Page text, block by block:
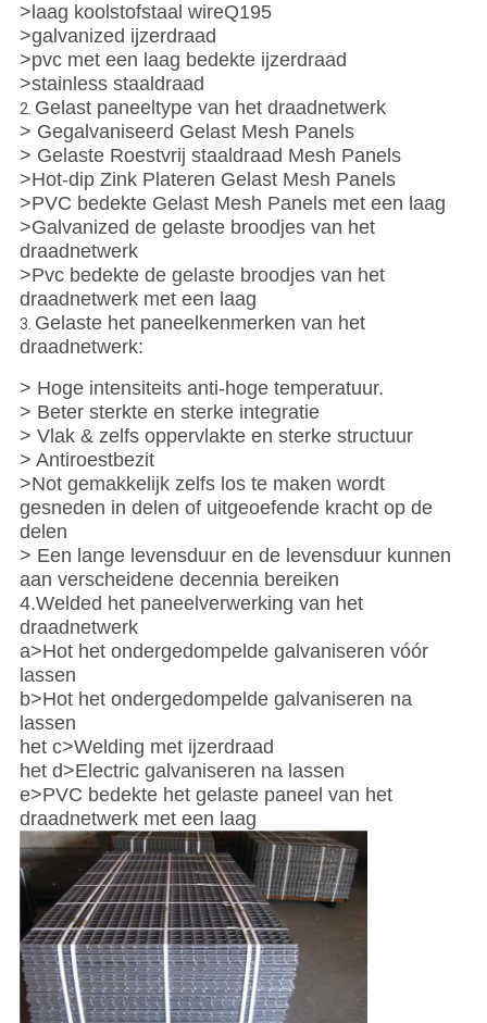
>laag koolstofstaal wireQ195
>galvanized ijzerdraad
>pvc met een laag bedekte ijzerdraad
>stainless staaldraad
2. Gelast paneeltype van het draadnetwerk
> Gegalvaniseerd Gelast Mesh Panels
> Gelaste Roestvrij staaldraad Mesh Panels
>Hot-dip Zink Plateren Gelast Mesh Panels
>PVC bedekte Gelast Mesh Panels met een laag
>Galvanized de gelaste broodjes van het
draadnetwerk
>Pvc bedekte de gelaste broodjes van het
draadnetwerk met een laag
3. Gelaste het paneelkenmerken van het
draadnetwerk:
> Hoge intensiteits anti-hoge temperatuur.
> Beter sterkte en sterke integratie
> Vlak & zelfs oppervlakte en sterke structuur
> Antiroestbezit
>Not gemakkelijk zelfs los te maken wordt
gesneden in delen of uitgeoefende kracht op de
delen
> Een lange levensduur en de levensduur kunnen
aan verscheidene decennia bereiken
4.Welded het paneelverwerking van het
draadnetwerk
a>Hot het ondergedompelde galvaniseren vóór
lassen
b>Hot het ondergedompelde galvaniseren na
lassen
het c>Welding met ijzerdraad
het d>Electric galvaniseren na lassen
e>PVC bedekte het gelaste paneel van het
draadnetwerk met een laag